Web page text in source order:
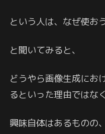
という人は、なぜ使お
と聞いてみると、
どうやら画像生成にお
るといった理由ではなく
興味自体はあるものの、